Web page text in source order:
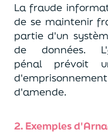
La fraude
de se maintenir
partie d'un
de données. L'
pénalprévoit
d'amende.
2. Exemples